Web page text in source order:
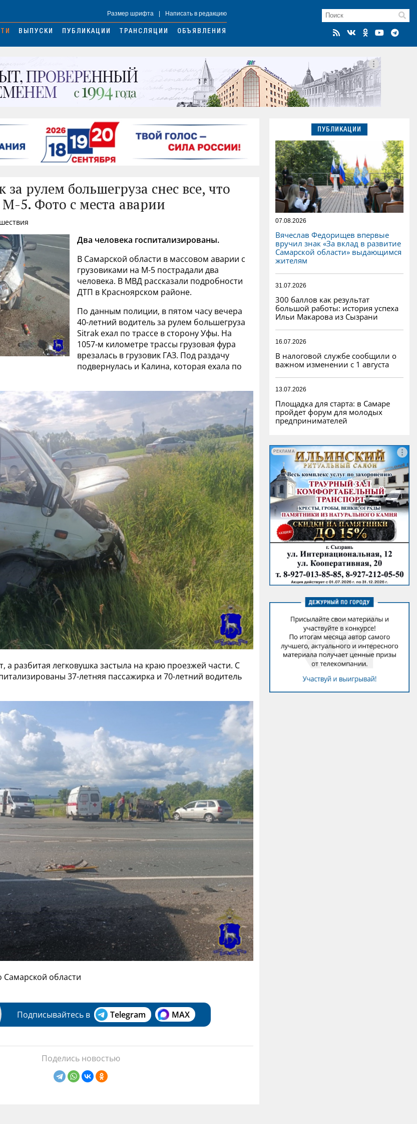
Размер шрифта Написать в редакцию
ВЫПУСКИ ПУБЛИКАЦИИ ТРАНСЛЯЦИИ ОБЪЯВЛЕНИЯ
рулем большегруза снес все, что
М-5. Фото с места аварии
Два человека госпитализированы.
В Самарской области в массовом аварии с
грузовиками на М-5 пострадали два
человека. В МВД рассказали подробности
ДТП в Красноярском районе.
По данным полиции, в пятом часу вечера
40-летний водитель за рулем большегруза
Sitrak ехал по трассе в сторону Уфы. На
1057-м километре трассы грузовая фура
врезалась в грузовик ГАЗ. Под раздачу
подвернулась и Калина, которая ехала по
а разбитая легковушка застыла на краю проезжей части. С
37-летняя пассажирка и 70-летний водитель
области
Подписывайтесь в Telegram MAX
Поделись новостью
ПУБЛИКАЦИИ
07.08.2026
Вячеслав Федорищев впервые
вручил знак «За вклад в развитие
Самарской области» выдающимся
жителям
31.07.2026
300 баллов как результат
большой работы: история успеха
Ильи Макарова из Сызрани
16.07.2026
В налоговой службе сообщили о
важном изменении с 1 августа
13.07.2026
Площадка для старта: в Самаре
пройдет форум для молодых
предпринимателей
РЕКЛАМА